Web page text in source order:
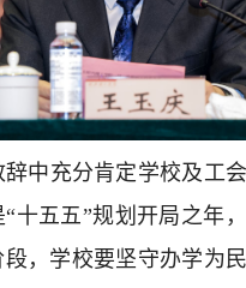
中充分肯定学校及工会
十五五”规划开局之年
，学校要坚守办学为